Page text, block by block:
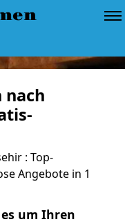
nach
: Top-
Angebote in 1
um Ihren